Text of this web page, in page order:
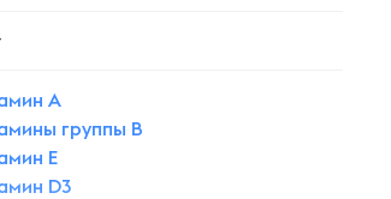
A
группы B
E
D3